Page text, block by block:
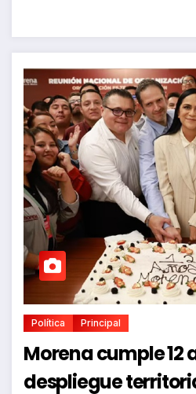
Política Principal
Morena cumple 12
despliegue